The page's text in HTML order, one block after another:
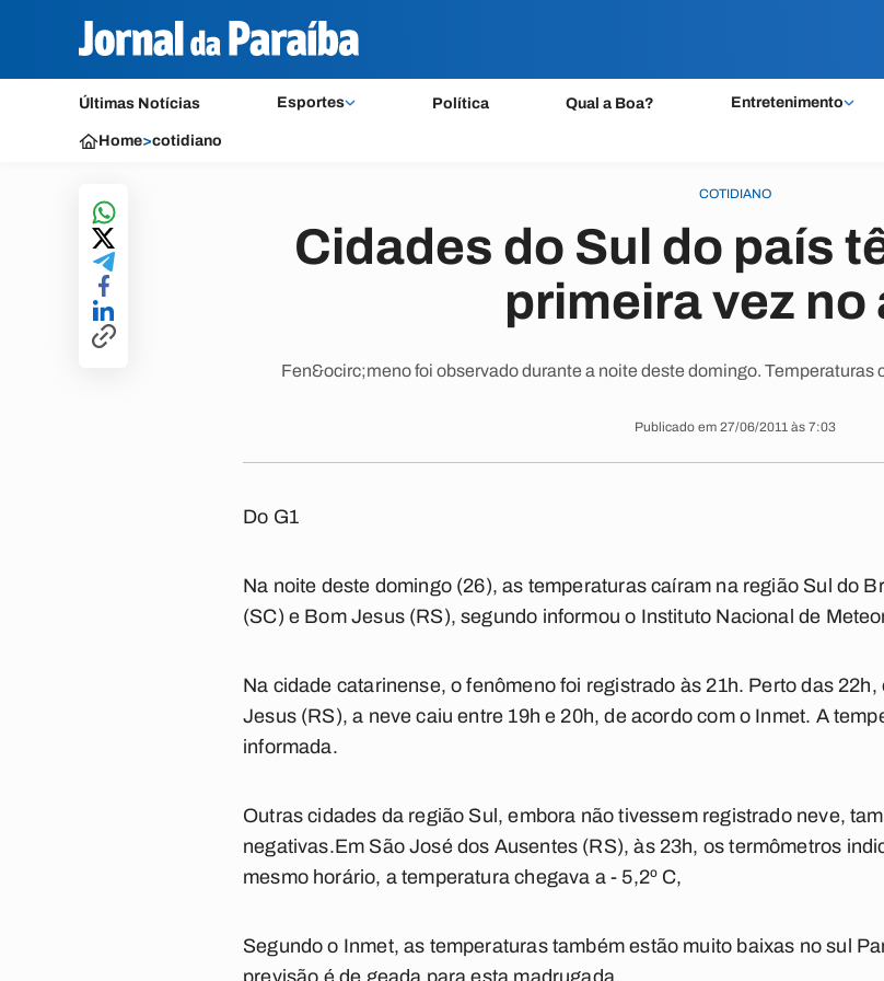
Últimas Notícias Esportes Política Qual a Boa? Entretenimento
Home>cotidiano
COTIDIANO
Cidades do Sul do país
primeira vez no
Fen&ocirc;meno foi observado durante a noite deste domingo. Temperaturas
Publicado em 27/06/2011 às 7:03
Do G1
Na noite deste domingo (26), as temperaturas caíram na região Sul do
(SC) e Bom Jesus (RS), segundo informou o Instituto Nacional de
Na cidade catarinense, o fenômeno foi registrado às 21h. Perto das
Jesus (RS), a neve caiu entre 19h e 20h, de acordo com o Inmet. A
informada.
Outras cidades da região Sul, embora não tivessem registrado neve,
negativas.Em São José dos Ausentes (RS), às 23h, os termômetros
mesmo horário, a temperatura chegava a - 5,2º C,
Segundo o Inmet, as temperaturas também estão muito baixas no sul
previsão é de geada para esta madrugada.